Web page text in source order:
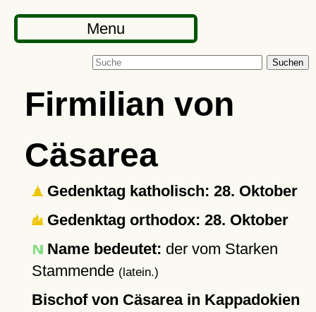
Menu
Suchen
Firmilian von
Cäsarea
Gedenktag katholisch: 28. Oktober
Gedenktag orthodox: 28. Oktober
Name bedeutet: der vom Starken
Stammende (latein.)
Bischof von Cäsarea in Kappadokien